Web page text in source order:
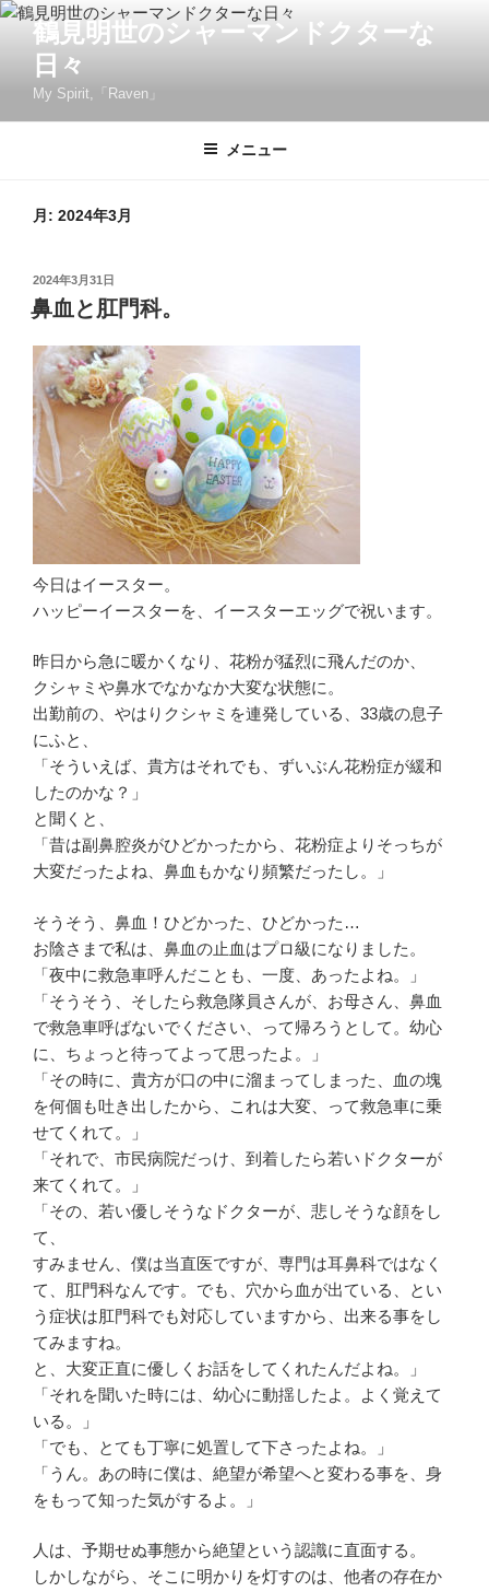
コ
ツ
鶴見明世のシャーマンドクターな
日々
My Spirit,「Raven」
メニュー
月: 2024年3月
投
稿
日:
2024年3月31日
鼻血と肛門科。
今日はイースター。
ハッピーイースターを、イースターエッグで祝います。
昨日から急に暖かくなり、花粉が猛烈に飛んだのか、
クシャミや鼻水でなかなか大変な状態に。
出勤前の、やはりクシャミを連発している、33歳の息子
にふと、
「そういえば、貴方はそれでも、ずいぶん花粉症が緩和
したのかな？」
と聞くと、
「昔は副鼻腔炎がひどかったから、花粉症よりそっちが
大変だったよね、鼻血もかなり頻繁だったし。」
そうそう、鼻血！ひどかった、ひどかった…
お陰さまで私は、鼻血の止血はプロ級になりました。
「夜中に救急車呼んだことも、一度、あったよね。」
「そうそう、そしたら救急隊員さんが、お母さん、鼻血
で救急車呼ばないでください、って帰ろうとして。幼心
に、ちょっと待ってよって思ったよ。」
「その時に、貴方が口の中に溜まってしまった、血の塊
を何個も吐き出したから、これは大変、って救急車に乗
せてくれて。」
「それで、市民病院だっけ、到着したら若いドクターが
来てくれて。」
「その、若い優しそうなドクターが、悲しそうな顔をし
て、
すみません、僕は当直医ですが、専門は耳鼻科ではなく
て、肛門科なんです。でも、穴から血が出ている、とい
う症状は肛門科でも対応していますから、出来る事をし
てみますね。
と、大変正直に優しくお話をしてくれたんだよね。」
「それを聞いた時には、幼心に動揺したよ。よく覚えて
いる。」
「でも、とても丁寧に処置して下さったよね。」
「うん。あの時に僕は、絶望が希望へと変わる事を、身
をもって知った気がするよ。」
人は、予期せぬ事態から絶望という認識に直面する。
しかしながら、そこに明かりを灯すのは、他者の存在か